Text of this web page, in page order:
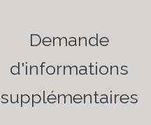
Demande
d'informations
supplémentaires